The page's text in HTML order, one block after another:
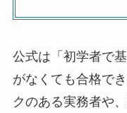
公式は「初学者で
がなくても合格で
クのある実務者や